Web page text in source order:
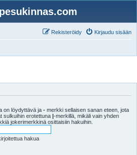
Kirjaudu sisään
Rekisteröidy
on löydyttävä ja - merkki sellaisen sanan eteen, jota
sulkuihin erotettuna |-merkillä, mikäli vain yhden
jokerimerkkinä osittaisiin hakuihin.
hakua